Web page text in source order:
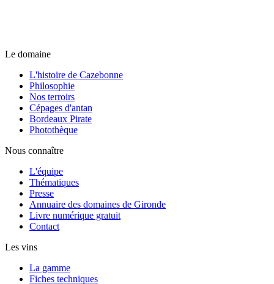
Le domaine
L'histoire de Cazebonne
Philosophie
Nos terroirs
Cépages d'antan
Bordeaux Pirate
Photothèque
Nous connaître
L'équipe
Thématiques
Presse
Annuaire des domaines de Gironde
Livre numérique gratuit
Contact
Les vins
La gamme
Fiches techniques